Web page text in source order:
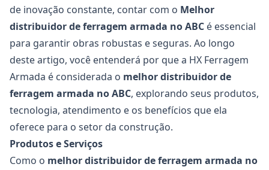
de inovação constante, contar com o Melhor
distribuidor deferragem armada no ABC é essencial
para garantir obras robustas e seguras. Ao longo
deste artigo, você entenderá por que a HX Ferragem
Armada é considerada o melhor distribuidor de
ferragem armada no ABC, explorando seus produtos,
tecnologia, atendimento e os benefícios que ela
oferece para o setor da construção.
Produtos e Serviços
Como o melhor distribuidor deferragem armada no